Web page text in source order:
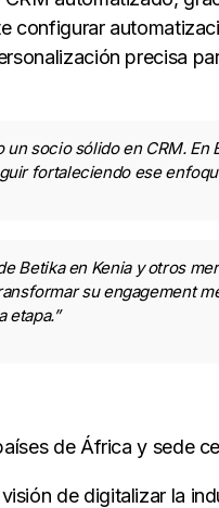
configurar
precisa
socio sólido en CRM. En
fortaleciendo ese
Betika en Kenia y otros
su engagement
etapa.”
de África y sede
de digitalizar la